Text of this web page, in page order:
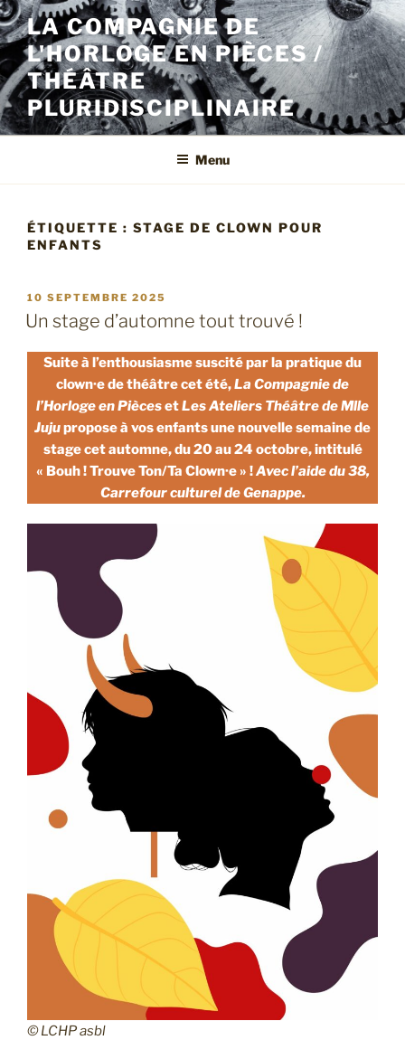
Aller
au
contenu
principal
LA COMPAGNIE DE
L'HORLOGE EN PIÈCES /
THÉÂTRE
PLURIDISCIPLINAIRE
Menu
ÉTIQUETTE : STAGE DE CLOWN POUR
ENFANTS
PUBLIÉ
LE
10 SEPTEMBRE 2025
Un stage d’automne tout trouvé !
Suite à l’enthousiasme suscité par la pratique du
clown·e de théâtre cet été,La Compagnie de
l’Horloge en PiècesetLes Ateliers Théâtre de Mlle
Jujupropose à vos enfants une nouvelle semaine de
stage cet automne, du 20 au 24 octobre, intitulé
« Bouh ! Trouve Ton/Ta Clown·e » !Avec l’aide du 38,
Carrefour culturel de Genappe.
© LCHP asbl